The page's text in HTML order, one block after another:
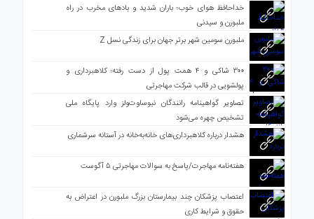
خداحافظ هوای خوب؛ باران شدید و بادهای مخرب در راه
ملبورن و سیدنی
ملبورن سومین شهر برتر جهان برای زندگی نسل Z
۳۰۰ شاکی و ۴ همت پول از دست رفته؛ کلاهبرداری و
پولشویی در قالب شرکت مهاجرتی
تصاویر گواهینامه رانندگان نیوساوت‌ولز وارد پایگاه ملی
تشخیص چهره می‌شود
هشدار درباره کلاهبرداری‌های خانه‌به‌خانه در آستانه سرشماری
هفته‌نامه مهاجرت/پاسخ به سوالات مهاجرتی ۵ آگوست
اعتصاب پزشکان چند بیمارستان بزرگ ملبورن در اعتراض به
حقوق و شرایط کاری